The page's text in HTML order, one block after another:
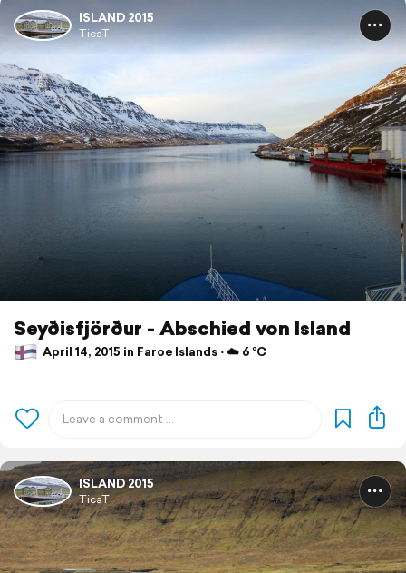
ISLAND 2015
TicaT
Seyðisfjörður - Abschied von Island
April 14, 2015 in Faroe Islands ⋅ ☁️ 6 °C
ISLAND 2015
TicaT